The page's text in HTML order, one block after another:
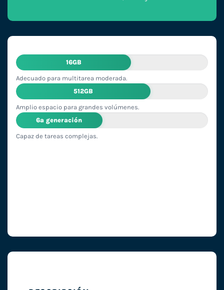
16GB
Adecuado para multitarea moderada.
512GB
Amplio espacio para grandes volúmenes.
6ª generación
Capaz de tareas complejas.